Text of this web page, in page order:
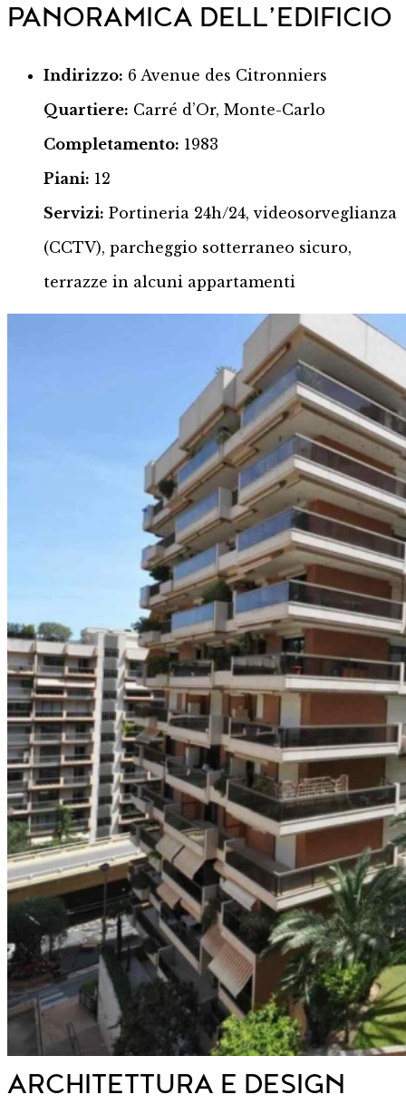
PANORAMICA DELL’EDIFICIO
Indirizzo: 6 Avenue des Citronniers
Quartiere: Carré d’Or, Monte-Carlo
Completamento: 1983
Piani: 12
Servizi: Portineria 24h/24, videosorveglianza
(CCTV), parcheggio sotterraneo sicuro,
terrazze in alcuni appartamenti
ARCHITETTURA E DESIGN